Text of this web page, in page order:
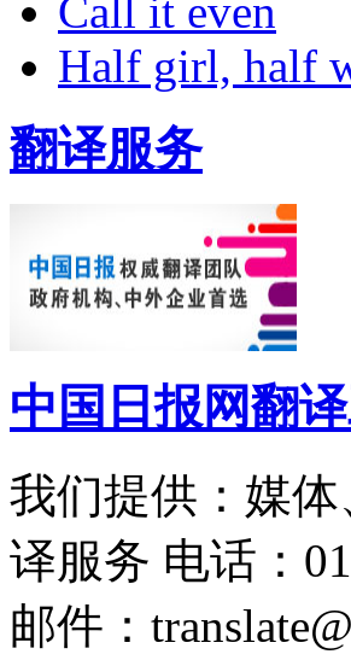
Call it even
Half girl, half
翻译服务
中国日报网翻
我们提供：媒
译服务 电话：
邮件：